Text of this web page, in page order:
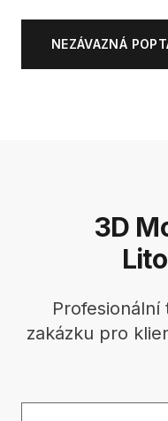
NEZÁVAZNÁ
3D
zakázku pro